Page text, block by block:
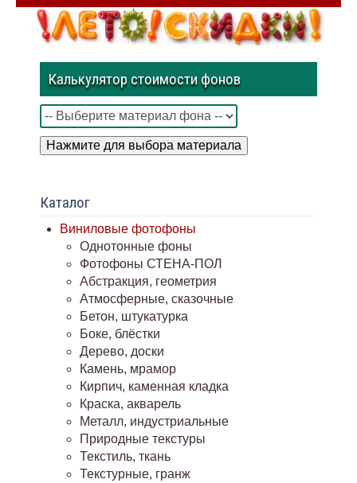
Калькулятор стоимости фонов
Нажмите для выбора материала
Каталог
Виниловые фотофоны
Однотонные фоны
Фотофоны СТЕНА-ПОЛ
Абстракция, геометрия
Атмосферные, сказочные
Бетон, штукатурка
Боке, блёстки
Дерево, доски
Камень, мрамор
Кирпич, каменная кладка
Краска, акварель
Металл, индустриальные
Природные текстуры
Текстиль, ткань
Текстурные, гранж